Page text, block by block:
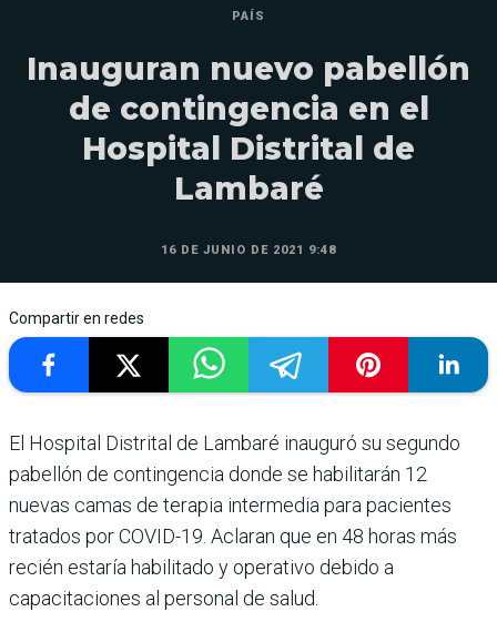
PAÍS
Inauguran nuevo pabellón
de contingencia en el
Hospital Distrital de
Lambaré
16 DE JUNIO DE 2021 9:48
Compartir en redes
El Hospital Distrital de Lambaré inauguró su segundo
pabellón de contingencia donde se habilitarán 12
nuevas camas de terapia intermedia para pacientes
tratados por COVID-19. Aclaran que en 48 horas más
recién estaría habilitado y operativo debido a
capacitaciones al personal de salud.